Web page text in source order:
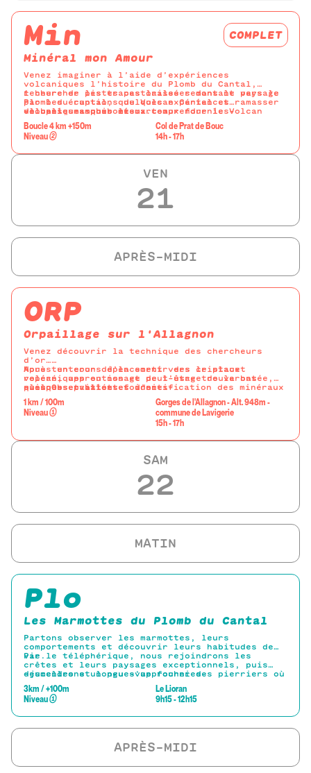
Min
Minéral mon Amour
Venez imaginer à l’aide d’expériences
volcaniques l’histoire du Plomb du Cantal,
rechercher les traces laissées dans le paysage
par les éruptions du Volcan Cantal et ramasser
de belles amphiboles...
1 heure de pistes pastorales remontant vers le
Plomb du cantal, quelques expériences
volcaniques pour mieux comprendre le Volcan
amphiboles, petit cristal noir brillant à faces
marquées.
-loupes, masques et marteaux fournies-
Boucle 4 km +150m
Niveau②
Col de Prat de Bouc
14h - 17h
VEN
21
ORP
Orpaillage sur l'Allagnon
Venez découvrir la technique des chercheurs
d’or…
Nous tenterons d’en sortir des cristaux
volcaniques ou non et peut-être trouverons
quelques paillettes d’or
Après un cour déplacement vers le placet
repéré, apprentissage de l’usage de la batée,
puis Observation et identification des minéraux
-loupes et batées fournies-
1 km / 100m
Niveau①
Gorges de l'Allagnon - Alt. 948m -
commune de Lavigerie
15h - 17h
SAM
22
Plo
Les Marmottes du Plomb du Cantal
Partons observer les marmottes, leurs
comportements et découvrir leurs habitudes de
vie.
Par le téléphérique, nous rejoindrons les
crêtes et leurs paysages exceptionnels, puis
descendrons un peu s'approcher des pierriers où
téléphérique
-jumelles et longue-vue fournies-
3km / +100m
Niveau①
Le Lioran
9h15 - 12h15